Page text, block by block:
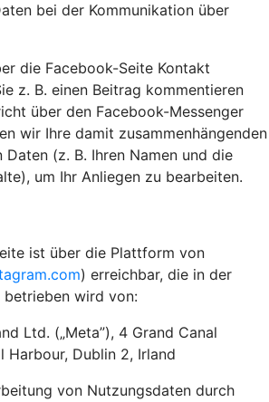
bei der Kommunikation über
die Facebook-Seite Kontakt
z. B. einen Beitrag kommentieren
über den Facebook-Messenger
wir Ihre damit zusammenhängenden
Daten (z. B. Ihren Namen und die
um Ihr Anliegen zu bearbeiten.
ist über die Plattform von
) erreichbar, die in der
betrieben wird von:
Ltd. („Meta”), 4 Grand Canal
Harbour, Dublin 2, Irland
von Nutzungsdaten durch